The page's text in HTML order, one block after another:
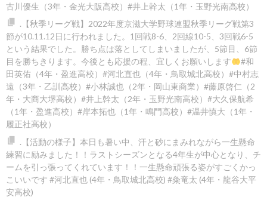
古川優生（3年・金光大阪高校）#井上幹太（1年・玉野光南高校）
.【秋季リーグ戦】2022年度京滋大学野球連盟秋季リーグ戦第3
節が10.11.12日に行われました。1回戦8-6 、2回線10-5 、3回戦6-5
という結果でした。勝ち点は落としてしまいましたが、5節目、6節
目を勝ちきります。今後とも応援の程、宜しくお願いします
#和
田英佑（4年・盈進高校）#河北直也（4年・鳥取城北高校）#中村志
遠（3年・乙訓高校）#小林誠也（2年・岡山東商業）#藤原啓仁（2
年・大商大堺高校）#井上幹太（2年・玉野光南高校）#大久保航希
（1年・盈進高校）#岸本拓也（1年・鳴門高校）#温井慎大（1年・
履正社高校）
.【活動の様子】本日も暑い中、汗と砂にまみれながら一生懸命
練習に励みました！！️ラストシーズンとなる4年生が中心となり、チ
ームを引っ張ってくれています！！一生懸命頑張る姿がすごくかっ
こいいです #河北直也 (4年・鳥取城北高校) #粂竜太 (4年・龍谷大平
安高校)